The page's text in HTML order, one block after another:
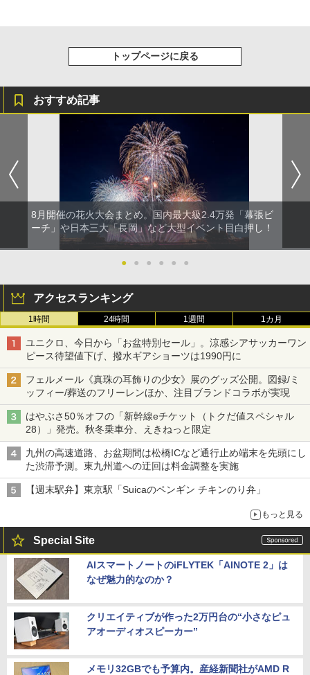
トップページに戻る
おすすめ記事
8月開催の花火大会まとめ。国内最大級2.4万発「幕張ビ
ーチ」や日本三大「長岡」など大型イベント目白押し！
● ● ● ● ● ●
アクセスランキング
1時間 24時間 1週間 1カ月
ユニクロ、今日から「お盆特別セール」。涼感シアサッカーワン
ピース待望値下げ、撥水ギアショーツは1990円に
フェルメール《真珠の耳飾りの少女》展のグッズ公開。図録/ミ
ッフィー/葬送のフリーレンほか、注目ブランドコラボが実現
はやぶさ50％オフの「新幹線eチケット（トクだ値スペシャル
28）」発売。秋冬乗車分、えきねっと限定
九州の高速道路、お盆期間は松橋ICなど通行止め端末を先頭にし
た渋滞予測。東九州道への迂回は料金調整を実施
【週末駅弁】東京駅「Suicaのペンギン チキンのり弁」
もっと見る
Special Site
AIスマートノートのiFLYTEK「AINOTE 2」は
なぜ魅力的なのか？
クリエイティブが作った2万円台の“小さなピュ
アオーディオスピーカー”
メモリ32GBでも予算内。産経新聞社がAMD R